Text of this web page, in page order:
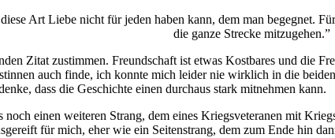
Art Liebe nicht für jeden haben kann, dem man begegnet.
die ganze Strecke mitzugehen.”
Zitat zustimmen. Freundschaft ist etwas Kostbares und die
auch finde, ich konnte mich leider nie wirklich in die
dass die Geschichte einen durchaus stark mitnehmen kann.
einen weiteren Strang, dem eines Kriegsveteranen mit
für mich, eher wie ein Seitenstrang, dem zum Ende hin